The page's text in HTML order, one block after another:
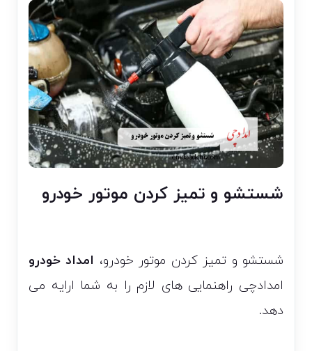
شستشو و تمیز کردن موتور خودرو
شستشو و تمیز کردن موتور خودرو، امداد خودرو
امدادچی راهنمایی های لازم را به شما ارایه می
دهد.